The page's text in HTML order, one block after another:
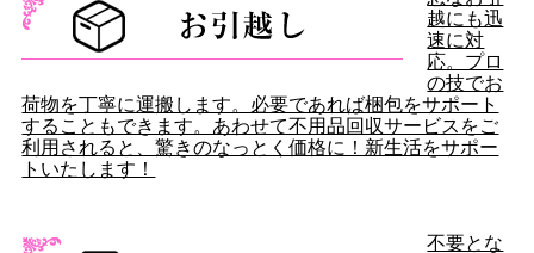
越にも迅
速に対
応。プロ
の技でお
荷物を丁寧に運搬します。必要であれば梱包をサポート
することもできます。あわせて不用品回収サービスをご
利用されると、驚きのなっとく価格に！新生活をサポー
トいたします！
不要とな